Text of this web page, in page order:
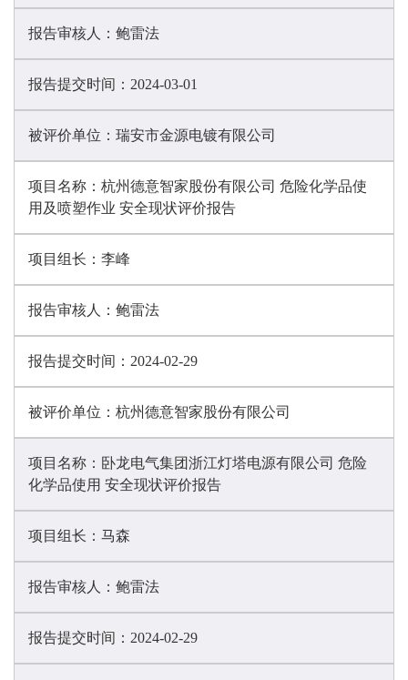
报告审核人： 鲍雷法
报告提交时间： 2024-03-01
被评价单位： 瑞安市金源电镀有限公司
项目名称： 杭州德意智家股份有限公司 危险化学品使
用及喷塑作业 安全现状评价报告
项目组长： 李峰
报告审核人： 鲍雷法
报告提交时间： 2024-02-29
被评价单位： 杭州德意智家股份有限公司
项目名称： 卧龙电气集团浙江灯塔电源有限公司 危险
化学品使用 安全现状评价报告
项目组长： 马森
报告审核人： 鲍雷法
报告提交时间： 2024-02-29